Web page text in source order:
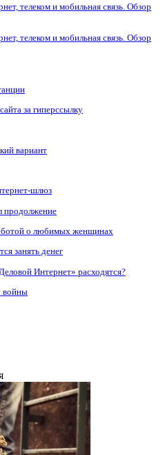
телеком и мобильная связь. Обзор
телеком и мобильная связь. Обзор
за гиперссылку
вариант
шлюз
продолжение
о любимых женщинах
занять денег
Интернет» расходятся?
войны